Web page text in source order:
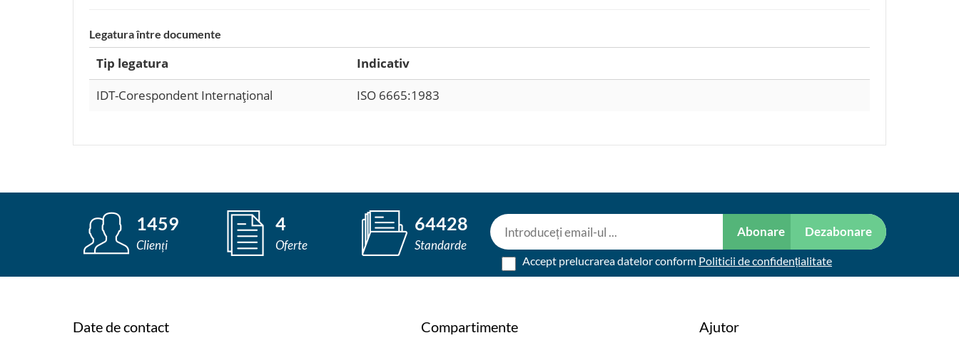
Legatura între documente
Tip legatura
Indicativ
IDT-Corespondent Internaţional
ISO 6665:1983
1459
Clienți
4
Oferte
64428
Standarde
Abonare Dezabonare
Accept prelucrarea datelor conform Politicii de confidențialitate
Date de contact Compartimente Ajutor